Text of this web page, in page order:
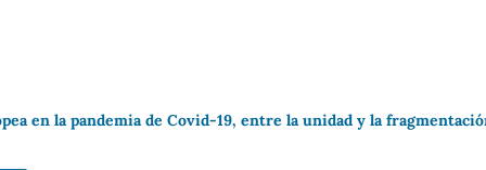
en la pandemia de Covid-19, entre la unidad y la